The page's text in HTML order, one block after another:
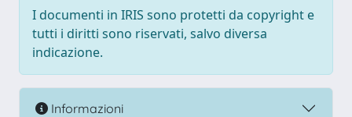
I documenti in IRIS sono protetti da copyright e
tutti i diritti sono riservati, salvo diversa
indicazione.
Informazioni